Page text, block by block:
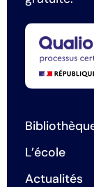
L’école
Actualités